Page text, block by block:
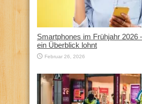
Smartphones im Frühjahr 2026
ein Überblick lohnt
Februar 26, 2026